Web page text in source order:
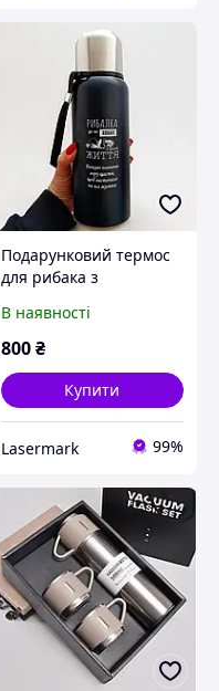
Подарунковий термос
для рибака з
гравіюванням, 1 літр
В наявності
800₴
Купити
Lasermark 99%